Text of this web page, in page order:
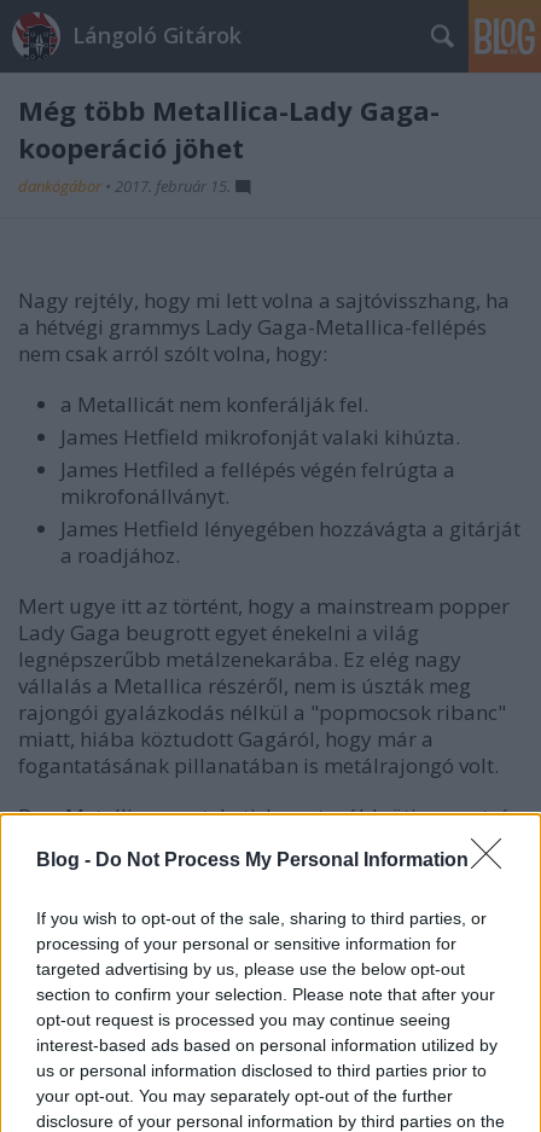
Blog - Do Not Process My Personal Information
If you wish to opt-out of the sale, sharing to third parties, or
processing of your personal or sensitive information for
targeted advertising by us, please use the below opt-out
section to confirm your selection. Please note that after your
opt-out request is processed you may continue seeing
interest-based ads based on personal information utilized by
us or personal information disclosed to third parties prior to
your opt-out. You may separately opt-out of the further
disclosure of your personal information by third parties on the
Lángoló Gitárok
Még több Metallica-Lady Gaga-
kooperáció jöhet
dankógábor • 2017. február 15.
Nagy rejtély, hogy mi lett volna a sajtóvisszhang, ha
a hétvégi grammys Lady Gaga-Metallica-fellépés
nem csak arról szólt volna, hogy:
a Metallicát nem konferálják fel.
James Hetfield mikrofonját valaki kihúzta.
James Hetfiled a fellépés végén felrúgta a
mikrofonállványt.
James Hetfield lényegében hozzávágta a gitárját
a roadjához.
Mert ugye itt az történt, hogy a mainstream popper
Lady Gaga beugrott egyet énekelni a világ
legnépszerűbb metálzenekarába. Ez elég nagy
vállalás a Metallica részéről, nem is úszták meg
rajongói gyalázkodás nélkül a "popmocsok ribanc"
miatt, hiába köztudott Gagáról, hogy már a
fogantatásának pillanatában is metálrajongó volt.
De a Metallica megteheti, hogy tovább üti a vasat, és
ha Lars Ulrich-on múlna, akkor Lady Gagát azonnal
be is venné a zenekarba. A dobosannyira elalélta
ötödik tagjának nevezte utólag, aki szerinte
mindenhogy passzol a csapatba, akár a
hozzáállását, akár a hangját, akár a megjelenését
nézzük. Ulrich szerint annyira természetesen alakult
minden a közös produkció alatt, hogy már a
következő lépést tervezgetik. Vajon egy közös lemez
jobb lenne, mint a Metallica mélypontjának számító,
Lou Reeddel összehozott Lulu?